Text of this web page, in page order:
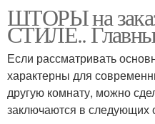
ШТОРЫ на
СТИЛЕ..
Если рассматривать
характерны для
другую комнату, можно
заключаются в следующих